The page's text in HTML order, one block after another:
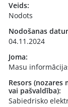
Veids:
Nodots
Nodošanas
04.11.2024
Joma:
Masu
Resors
vai pašvaldība):
Sabiedrisko